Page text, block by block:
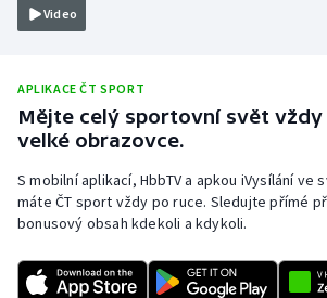
Plážový volejbal
Rychlobruslení
Rychlostní kanoistika
Short track
Sportovní střelba
Video
APLIKACE ČT SPORT
Mějte celý sportovní svět vždy
velké obrazovce.
S mobilní aplikací, HbbTV a apkou iVysílání ve
máte ČT sport vždy po ruce. Sledujte přímé
bonusový obsah kdekoli a kdykoli.